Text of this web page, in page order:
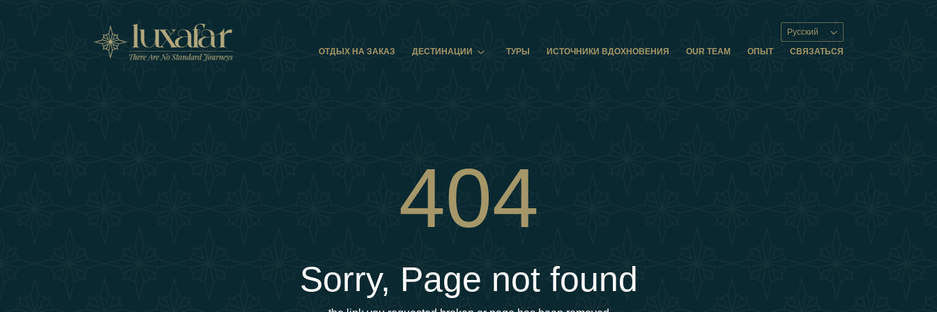
Русский
ОТДЫХ НА ЗАКАЗ
ДЕСТИНАЦИИ ТУРЫ ИСТОЧНИКИ ВДОХНОВЕНИЯ OUR TEAM ОПЫТ СВЯЗАТЬСЯ
404
Sorry, Page not found